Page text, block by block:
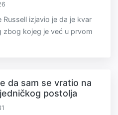
izjavio je da je kvar
zbog kojeg je već u prvom
da sam se vratio na
postolja